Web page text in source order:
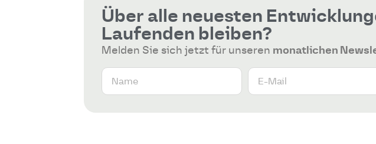
Über alle neuesten
Laufenden bleiben?
Melden Sie sich jetzt für unseren monatlichen